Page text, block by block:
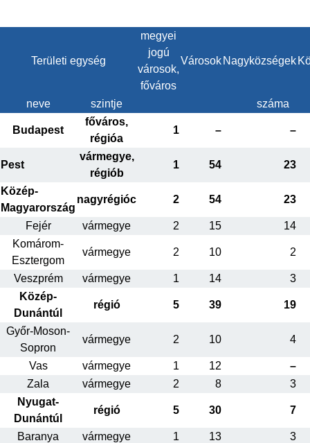
Területi egység
megyei
jogú
városok,
főváros
Városok Nagyközségek
neve szintje száma
Budapest
főváros,
régióa
1 – –
Pest
vármegye,
régiób
1 54 23
Közép-
Magyarország
nagyrégióc 2 54 23
Fejér vármegye 2 15
14
Komárom-
Esztergom
vármegye 2 10 2
Veszprém vármegye 1 14
3
Közép-
Dunántúl
régió 5 39 19
Győr-Moson-
Sopron
vármegye 2 10 4
Vas vármegye 1 12
–
Zala
vármegye 2 8
3
Nyugat-
Dunántúl
régió 5 30 7
Baranya vármegye 1 13
3